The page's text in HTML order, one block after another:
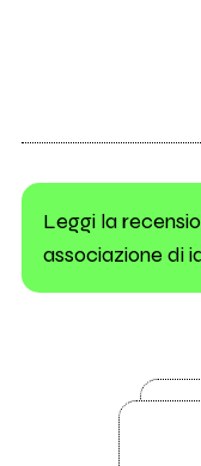
Leggi la
associazione di